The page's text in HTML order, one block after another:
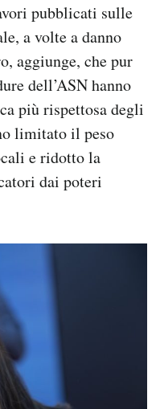
pubblicati sulle
a volte a danno
aggiunge, che pur
dell’ASN hanno
più rispettosa degli
limitato il peso
e ridotto la
dai poteri